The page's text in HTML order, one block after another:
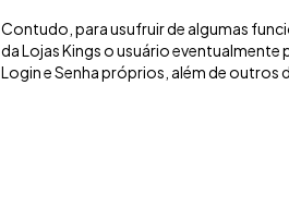
Contudo, para usufruir de algumas
da Lojas Kings o usuário
Login e Senha próprios, além de outros